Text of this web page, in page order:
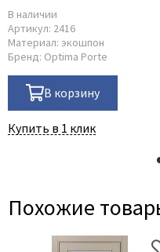
В наличии
Артикул: 2416
Материал: экошпон
Бренд: Optima Porte
В корзину
Купить в 1 клик
Похожие